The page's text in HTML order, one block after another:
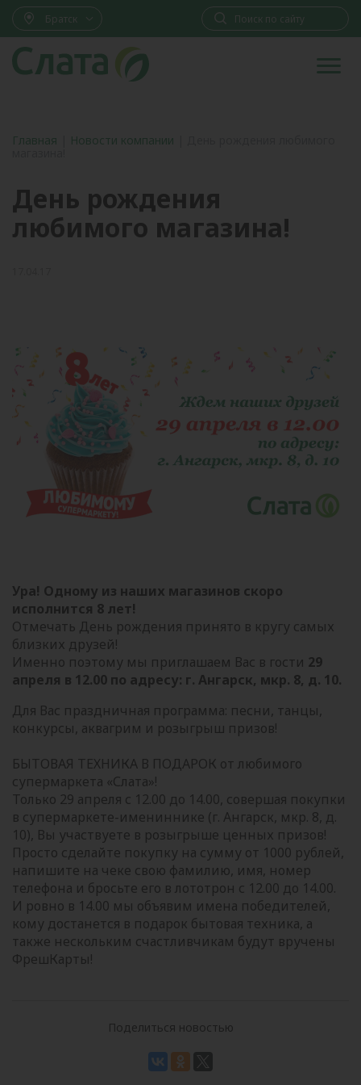
Братск
Главная Новости компании
День рождения
любимого магазина!
Ура! Одному из наших магазинов скоро
исполнится 8 лет!
Отмечать День рождения принято в кругу самых
близких друзей!
Именно поэтому мы приглашаем Вас в гости 29
апреля в 12.00 по адресу: г. Ангарск, мкр. 8, д. 10.
Для Вас праздничная программа: песни, танцы,
конкурсы, аквагрим и розыгрыш призов!
БЫТОВАЯ ТЕХНИКА В ПОДАРОК от любимого
супермаркета «Слата»!
Только 29 апреля с 12.00 до 14.00, совершая покупки
в супермаркете-имениннике (г. Ангарск, мкр. 8, д.
10), Вы участвуете в розыгрыше ценных призов!
Просто сделайте покупку на сумму от 1000 рублей,
напишите на чеке свою фамилию, имя, номер
телефона и бросьте его в лототрон с 12.00 до 14.00.
И ровно в 14.00 мы объявим имена победителей,
кому достанется в подарок бытовая техника, а
также нескольким счастливчикам будут вручены
ФрешКарты!
Поделиться новостью